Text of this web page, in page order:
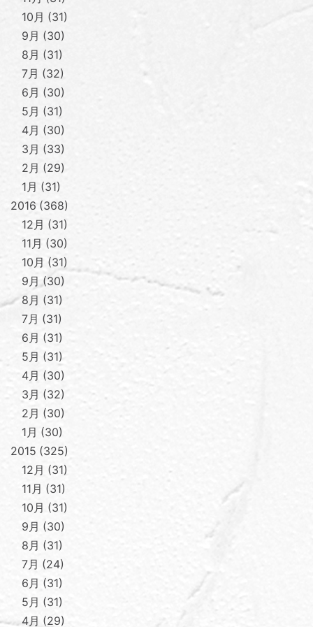
10月
31
9月
30
8月
31
7月
32
6月
30
5月
31
4月
30
3月
33
2月
29
1月
31
2016 368
12月
31
11月
30
10月
31
9月
30
8月
31
7月
31
6月
31
5月
31
4月
30
3月
32
2月
30
1月
30
2015 325
12月
31
11月
31
10月
31
9月
30
8月
31
7月
24
6月
31
5月
31
4月
29